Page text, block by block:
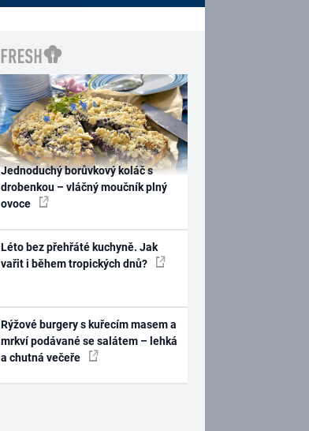
Jednoduchý borůvkový koláč s
drobenkou – vláčný moučník plný
ovoce
Léto bez přehřáté kuchyně. Jak
vařit i během tropických dnů?
Rýžové burgery s kuřecím masem a
mrkví podávané se salátem – lehká
a chutná večeře